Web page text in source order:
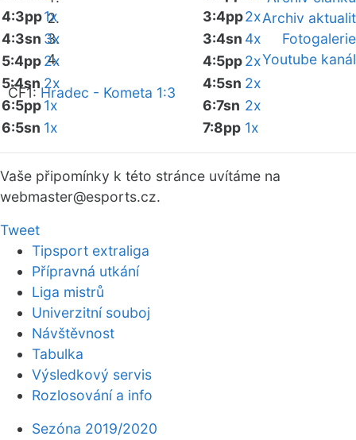
Archiv aktualit
Fotogalerie
Youtube kanál
ČF1:Hradec - Kometa 1:3
4:3pp1x
4:3sn 3x
5:4pp2x
5:4sn 2x
6:5pp1x
6:5sn 1x
3:4pp2x
3:4sn 4x
4:5pp2x
4:5sn 2x
6:7sn 2x
7:8pp 1x
Vaše připomínky k této stránce uvítáme na
webmaster@esports.cz.
Tweet
Tipsport extraliga
Přípravná utkání
Liga mistrů
Univerzitní souboj
Návštěvnost
Tabulka
Výsledkový servis
Rozlosování a info
Sezóna 2019/2020